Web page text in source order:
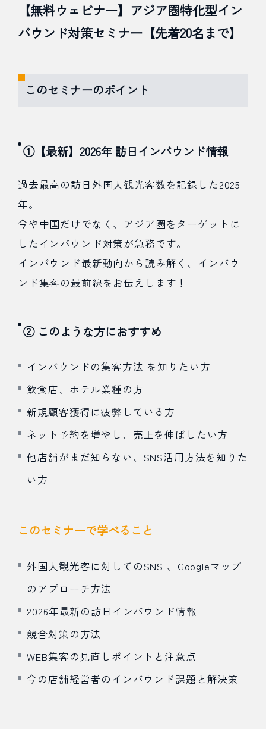
【無料ウェビナー】アジア圏特化型イン
バウンド対策セミナー【先着20名まで】
このセミナーのポイント
①【最新】2026年 訪日インバウンド情報
過去最高の訪日外国人観光客数を記録した2025
年。
今や中国だけでなく、アジア圏をターゲットに
したインバウンド対策が急務です。
インバウンド最新動向から読み解く、インバウ
ンド集客の最前線をお伝えします！
② このような方におすすめ
インバウンドの集客方法 を知りたい方
飲食店、ホテル業種の方
新規顧客獲得に疲弊している方
ネット予約を増やし、売上を伸ばしたい方
他店舗がまだ知らない、SNS活用方法を知りた
い方
このセミナーで学べること
外国人観光客に対してのSNS 、Googleマップ
のアプローチ方法
2026年最新の訪日インバウンド情報
競合対策の方法
WEB集客の見直しポイントと注意点
今の店舗経営者のインバウンド課題と解決策